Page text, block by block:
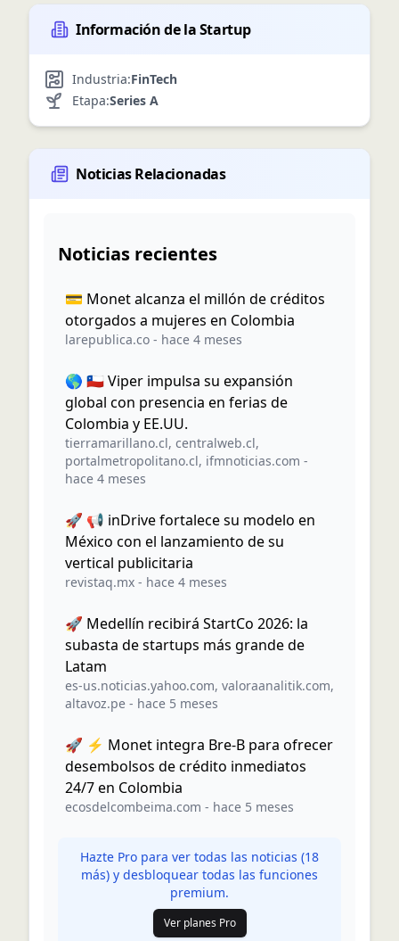
Información de la Startup
Industria:FinTech
Etapa:Series A
Noticias Relacionadas
Noticias recientes
💳 Monet alcanza el millón de créditos
otorgados a mujeres en Colombia
larepublica.co - hace 4 meses
🌎 🇨🇱 Viper impulsa su expansión
global con presencia en ferias de
Colombia y EE.UU.
tierramarillano.cl, centralweb.cl,
portalmetropolitano.cl, ifmnoticias.com -
hace 4 meses
🚀 📢 inDrive fortalece su modelo en
México con el lanzamiento de su
vertical publicitaria
revistaq.mx - hace 4 meses
🚀 Medellín recibirá StartCo 2026: la
subasta de startups más grande de
Latam
es-us.noticias.yahoo.com, valoraanalitik.com,
altavoz.pe - hace 5 meses
🚀 ⚡ Monet integra Bre-B para ofrecer
desembolsos de crédito inmediatos
24/7 en Colombia
ecosdelcombeima.com - hace 5 meses
Hazte Pro para ver todas las noticias (18
más) y desbloquear todas las funciones
premium.
Ver planes Pro